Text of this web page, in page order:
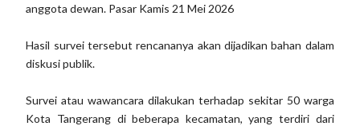
anggota dewan. Pasar Kamis 21 Mei 2026
Hasil survei tersebut rencananya akan dijadikan bahan dalam
diskusi publik.
Survei atau wawancara dilakukan terhadap sekitar 50 warga
Kota Tangerang di beberapa kecamatan, yang terdiri dari